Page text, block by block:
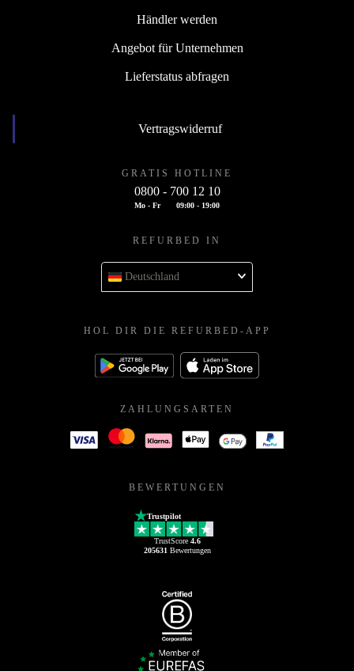
Händler werden
Angebot für Unternehmen
Lieferstatus abfragen
Vertragswiderruf
GRATIS HOTLINE
0800 - 700 12 10
Mo - Fr 09:00 - 19:00
REFURBED IN
Deutschland
HOL DIR DIE REFURBED-APP
ZAHLUNGSARTEN
BEWERTUNGEN
Trustpilot
TrustScore 4.6
205631 Bewertungen